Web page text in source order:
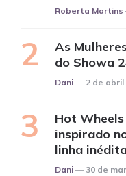
Posted
Roberta Martins
As
do Showa
Posted
Dani 2 de abril
Hot
inspirado
linha
Posted
Dani 30 de